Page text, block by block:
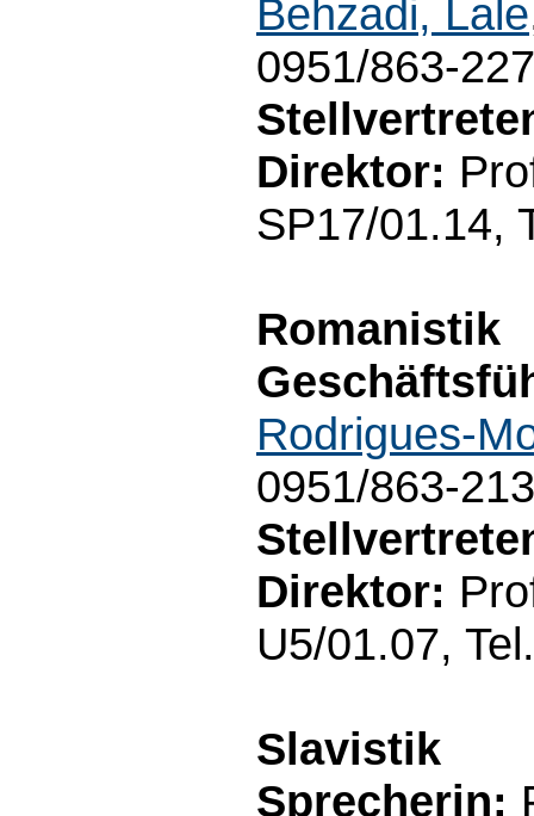
Behzadi, Lale
0951/863-
Direktor:
SP17/01.14,
Romanistik
Rodrigues-
0951/863-
Direktor:
U5/01.07,
Slavistik
Sprecherin: